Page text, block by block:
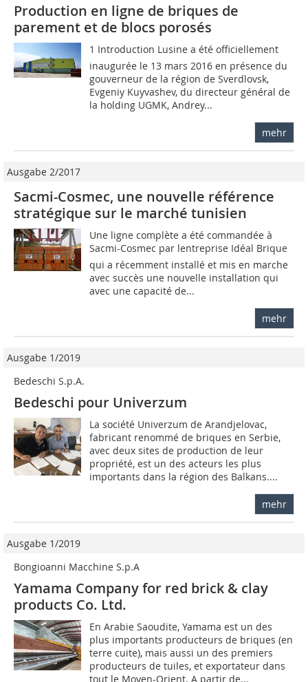
Production en ligne de briques de
parement et de blocs porosés
1 Introduction Lusine a été officiellement
inaugurée le 13 mars 2016 en présence du
gouverneur de la région de Sverdlovsk,
Evgeniy Kuyvashev, du directeur général de
la holding UGMK, Andrey...
mehr
Ausgabe 2/2017
Sacmi-Cosmec, une nouvelle référence
stratégique sur le marché tunisien
Une ligne complète a été commandée à
Sacmi-Cosmec par lentreprise Idéal Brique
qui a récemment installé et mis en marche
avec succès une nouvelle installation qui
avec une capacité de...
mehr
Ausgabe 1/2019
Bedeschi S.p.A.
Bedeschi pour Univerzum
La société Univerzum de Arandjelovac,
fabricant renommé de briques en Serbie,
avec deux sites de production de leur
propriété, est un des acteurs les plus
importants dans la région des Balkans....
mehr
Ausgabe 1/2019
Bongioanni Macchine S.p.A
Yamama Company for red brick & clay
products Co. Ltd.
En Arabie Saoudite, Yamama est un des
plus importants producteurs de briques (en
terre cuite), mais aussi un des premiers
producteurs de tuiles, et exportateur dans
tout le Moyen-Orient. A partir de...